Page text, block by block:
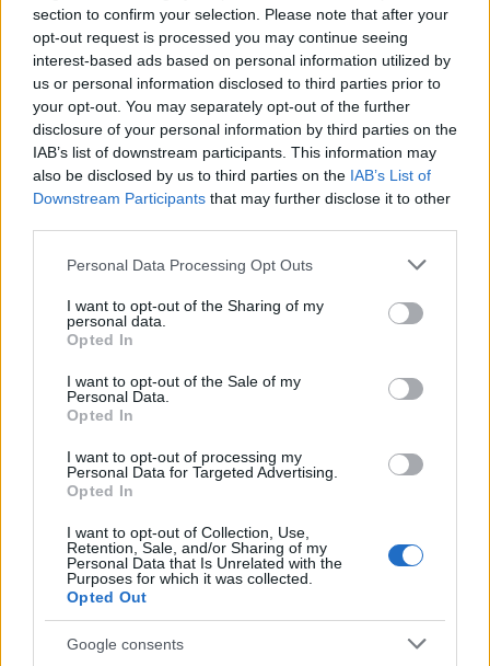
section to confirm your selection. Please note that after your
opt-out request is processed you may continue seeing
interest-based ads based on personal information utilized by
us or personal information disclosed to third parties prior to
your opt-out. You may separately opt-out of the further
disclosure of your personal information by third parties on the
IAB’s list of downstream participants. This information may
also be disclosed by us to third parties on the IAB’s List of
Downstream Participants that may further disclose it to other
Please note that this website/app uses one or more Google
not limited to your visit or usage behaviour. You may click to
grant or deny consent to Google and its third-party tags to
use your data for below specified purposes in below Google
consent section.
Personal Data Processing Opt Outs
I want to opt-out of the Sharing of my
personal data.
Opted In
I want to opt-out of the Sale of my
Personal Data.
Opted In
I want to opt-out of processing my
Personal Data for Targeted Advertising.
Opted In
I want to opt-out of Collection, Use,
Retention, Sale, and/or Sharing of my
Personal Data that Is Unrelated with the
Purposes for which it was collected.
Opted Out
Google consents
coordina le pagine di competizioni e
commenti. In redazione predilige reportage
sul campo e conserva il biglietto di quella
partita come prova della svolta.
Continua a leggere